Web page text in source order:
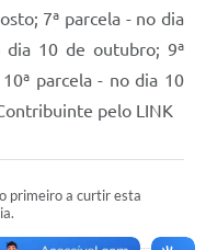
7ª parcela - no dia
dia 10 de outubro; 9ª
parcela - no dia 10
pelo LINK
primeiro a curtir esta